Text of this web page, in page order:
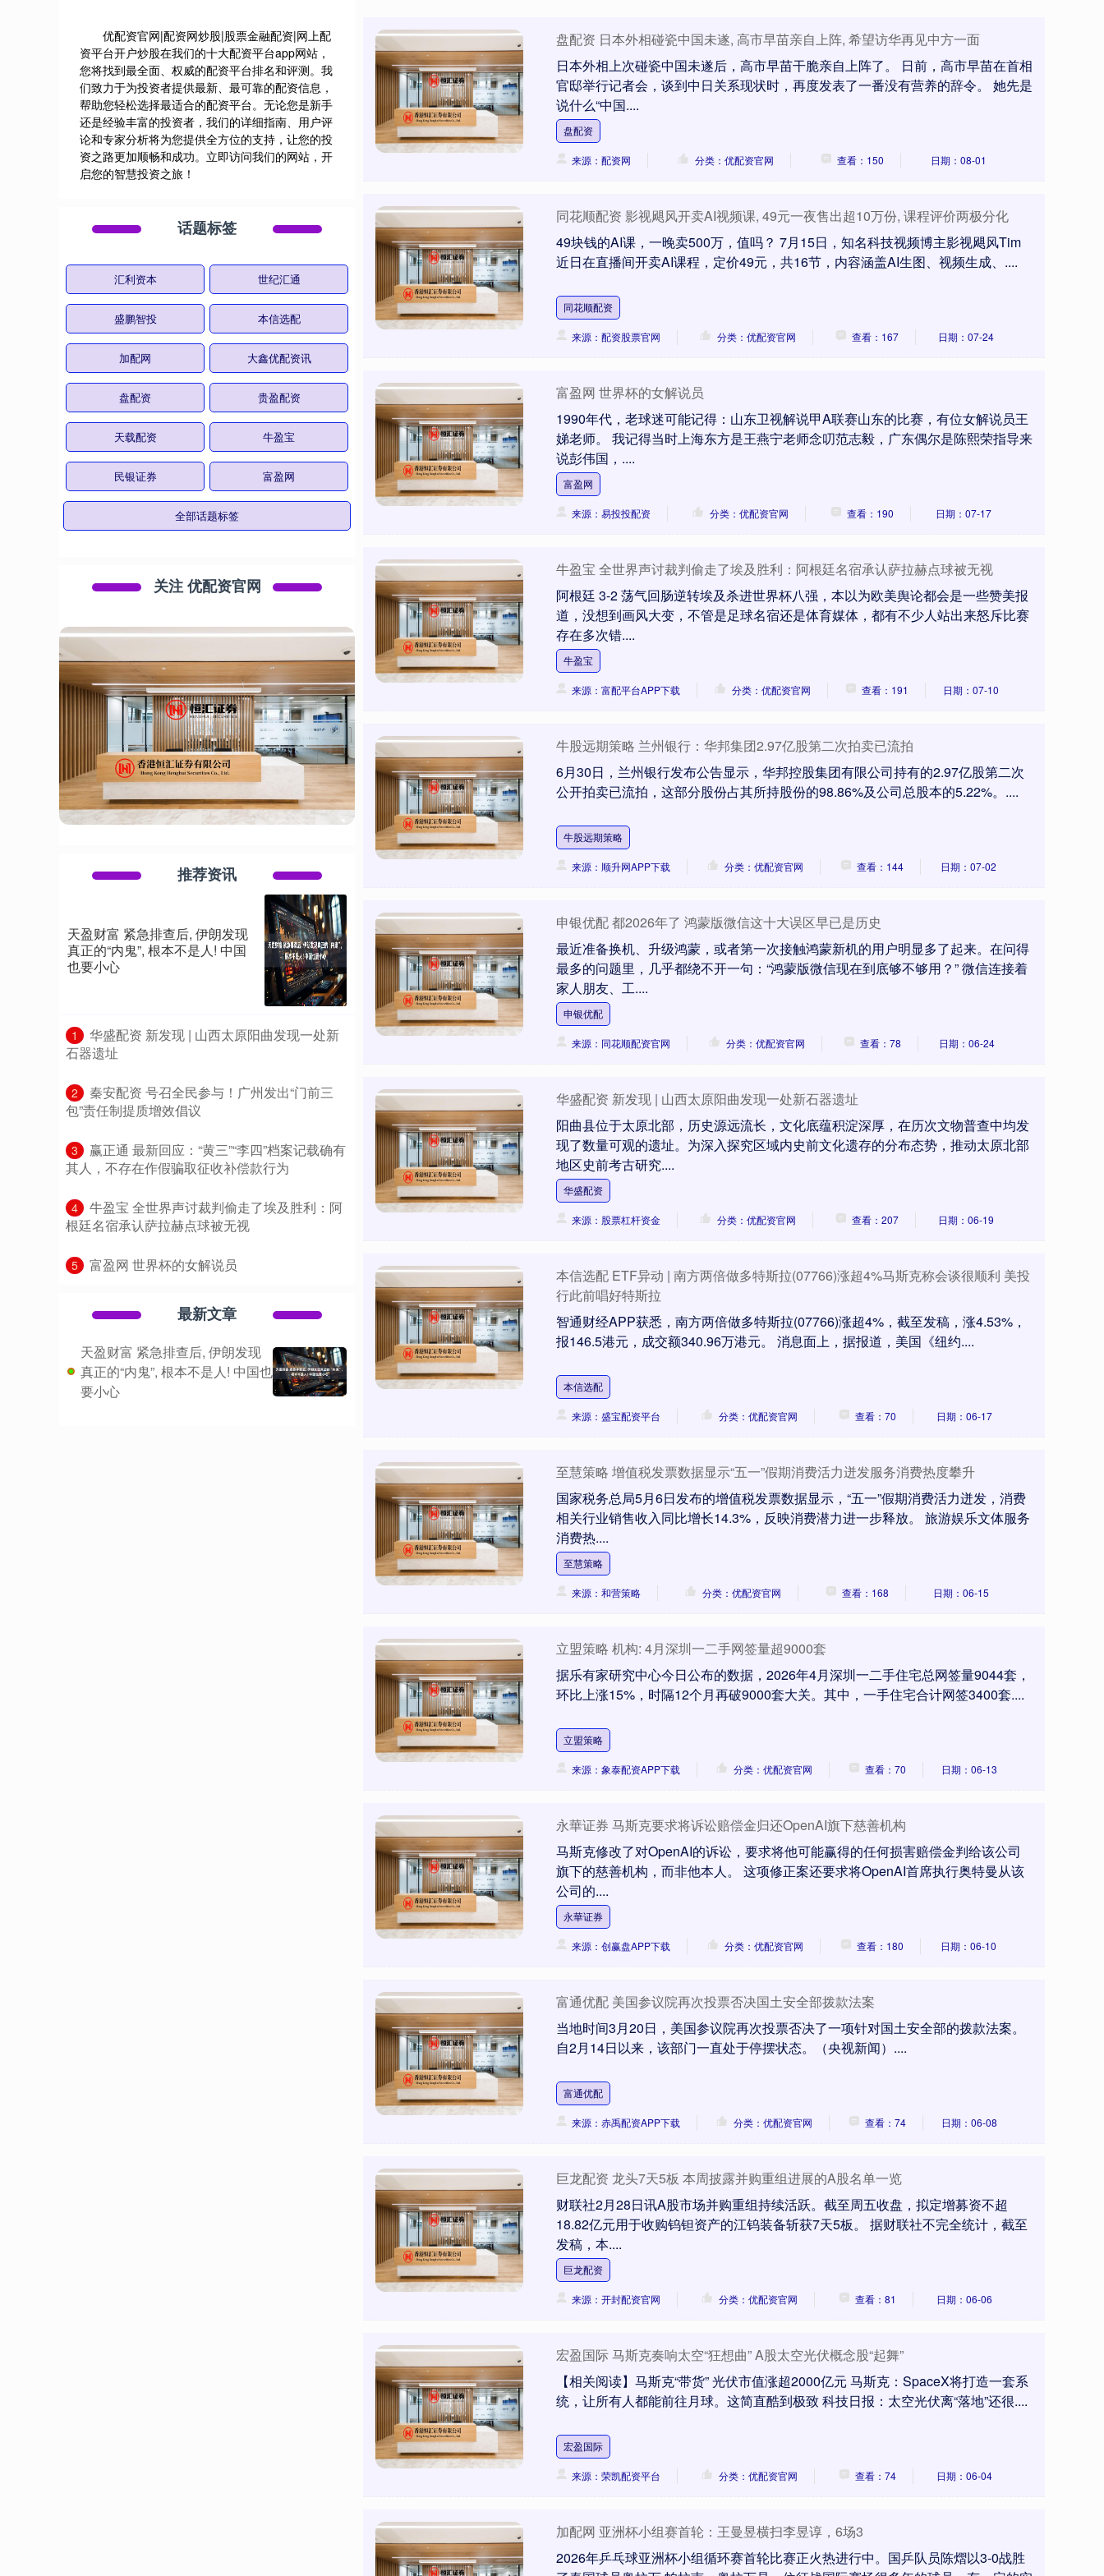
盘配资 日本外相碰瓷中国未遂, 高市早苗亲自上阵, 希望访华再见中方一面
日本外相上次碰瓷中国未遂后，高市早苗干脆亲自上阵了。 日前，高市早苗在首相
官邸举行记者会，谈到中日关系现状时，再度发表了一番没有营养的辞令。 她先是
说什么“中国....
盘配资
来源：配资网 分类：优配资官网 查看：150 日期：08-01
同花顺配资 影视飓风开卖AI视频课, 49元一夜售出超10万份, 课程评价两极分化
49块钱的AI课，一晚卖500万，值吗？ 7月15日，知名科技视频博主影视飓风Tim
近日在直播间开卖AI课程，定价49元，共16节，内容涵盖AI生图、视频生成、....
同花顺配资
来源：配资股票官网 分类：优配资官网 查看：167 日期：07-24
富盈网 世界杯的女解说员
1990年代，老球迷可能记得：山东卫视解说甲A联赛山东的比赛，有位女解说员王
娣老师。 我记得当时上海东方是王燕宁老师念叨范志毅，广东偶尔是陈熙荣指导来
说彭伟国，....
富盈网
来源：易投投配资 分类：优配资官网 查看：190 日期：07-17
牛盈宝 全世界声讨裁判偷走了埃及胜利：阿根廷名宿承认萨拉赫点球被无视
阿根廷 3-2 荡气回肠逆转埃及杀进世界杯八强，本以为欧美舆论都会是一些赞美报
道，没想到画风大变，不管是足球名宿还是体育媒体，都有不少人站出来怒斥比赛
存在多次错....
牛盈宝
来源：富配平台APP下载 分类：优配资官网 查看：191 日期：07-10
牛股远期策略 兰州银行：华邦集团2.97亿股第二次拍卖已流拍
6月30日，兰州银行发布公告显示，华邦控股集团有限公司持有的2.97亿股第二次
公开拍卖已流拍，这部分股份占其所持股份的98.86%及公司总股本的5.22%。....
牛股远期策略
来源：顺升网APP下载 分类：优配资官网 查看：144 日期：07-02
申银优配 都2026年了 鸿蒙版微信这十大误区早已是历史
最近准备换机、升级鸿蒙，或者第一次接触鸿蒙新机的用户明显多了起来。在问得
最多的问题里，几乎都绕不开一句：“鸿蒙版微信现在到底够不够用？” 微信连接着
家人朋友、工....
申银优配
来源：同花顺配资官网 分类：优配资官网 查看：78 日期：06-24
华盛配资 新发现 | 山西太原阳曲发现一处新石器遗址
阳曲县位于太原北部，历史源远流长，文化底蕴积淀深厚，在历次文物普查中均发
现了数量可观的遗址。为深入探究区域内史前文化遗存的分布态势，推动太原北部
地区史前考古研究....
华盛配资
来源：股票杠杆资金 分类：优配资官网 查看：207 日期：06-19
本信选配 ETF异动 | 南方两倍做多特斯拉(07766)涨超4%马斯克称会谈很顺利 美投
行此前唱好特斯拉
智通财经APP获悉，南方两倍做多特斯拉(07766)涨超4%，截至发稿，涨4.53%，
报146.5港元，成交额340.96万港元。 消息面上，据报道，美国《纽约....
本信选配
来源：盛宝配资平台 分类：优配资官网 查看：70 日期：06-17
至慧策略 增值税发票数据显示“五一”假期消费活力迸发服务消费热度攀升
国家税务总局5月6日发布的增值税发票数据显示，“五一”假期消费活力迸发，消费
相关行业销售收入同比增长14.3%，反映消费潜力进一步释放。 旅游娱乐文体服务
消费热....
至慧策略
来源：和营策略 分类：优配资官网 查看：168 日期：06-15
立盟策略 机构: 4月深圳一二手网签量超9000套
据乐有家研究中心今日公布的数据，2026年4月深圳一二手住宅总网签量9044套，
环比上涨15%，时隔12个月再破9000套大关。其中，一手住宅合计网签3400套....
立盟策略
来源：象泰配资APP下载 分类：优配资官网 查看：70 日期：06-13
永華证券 马斯克要求将诉讼赔偿金归还OpenAI旗下慈善机构
马斯克修改了对OpenAI的诉讼，要求将他可能赢得的任何损害赔偿金判给该公司
旗下的慈善机构，而非他本人。 这项修正案还要求将OpenAI首席执行奥特曼从该
公司的....
永華证券
来源：创赢盘APP下载 分类：优配资官网 查看：180 日期：06-10
富通优配 美国参议院再次投票否决国土安全部拨款法案
当地时间3月20日，美国参议院再次投票否决了一项针对国土安全部的拨款法案。
自2月14日以来，该部门一直处于停摆状态。（央视新闻）....
富通优配
来源：赤禹配资APP下载 分类：优配资官网 查看：74 日期：06-08
巨龙配资 龙头7天5板 本周披露并购重组进展的A股名单一览
财联社2月28日讯A股市场并购重组持续活跃。截至周五收盘，拟定增募资不超
18.82亿元用于收购钨钽资产的江钨装备斩获7天5板。 据财联社不完全统计，截至
发稿，本....
巨龙配资
来源：开封配资官网 分类：优配资官网 查看：81 日期：06-06
宏盈国际 马斯克奏响太空“狂想曲” A股太空光伏概念股“起舞”
【相关阅读】马斯克“带货” 光伏市值涨超2000亿元 马斯克：SpaceX将打造一套系
统，让所有人都能前往月球。这简直酷到极致 科技日报：太空光伏离“落地”还很....
宏盈国际
来源：荣凯配资平台 分类：优配资官网 查看：74 日期：06-04
加配网 亚洲杯小组赛首轮：王曼昱横扫李昱谆，6场3
2026年乒乓球亚洲杯小组循环赛首轮比赛正火热进行中。国乒队员陈熠以3-0战胜
优配资官网|配资网炒股|股票金融配资|网上配
资平台开户炒股在我们的十大配资平台app网站，
您将找到最全面、权威的配资平台排名和评测。我
们致力于为投资者提供最新、最可靠的配资信息，
帮助您轻松选择最适合的配资平台。无论您是新手
还是经验丰富的投资者，我们的详细指南、用户评
论和专家分析将为您提供全方位的支持，让您的投
资之路更加顺畅和成功。立即访问我们的网站，开
启您的智慧投资之旅！
话题标签
汇利资本 世纪汇通
盛鹏智投 本信选配
加配网 大鑫优配资讯
盘配资 贵盈配资
天载配资 牛盈宝
民银证券 富盈网
全部话题标签
关注 优配资官网
推荐资讯
天盈财富 紧急排查后, 伊朗发现
真正的“内鬼”, 根本不是人! 中国
也要小心
1
​华盛配资 新发现 | 山西太原阳曲发现一处新
石器遗址
2
​秦安配资 号召全民参与！广州发出“门前三
包”责任制提质增效倡议
3
​赢正通 最新回应：“黄三”“李四”档案记载确有
其人，不存在作假骗取征收补偿款行为
4
​牛盈宝 全世界声讨裁判偷走了埃及胜利：阿
根廷名宿承认萨拉赫点球被无视
5 ​富盈网 世界杯的女解说员
最新文章
天盈财富 紧急排查后, 伊朗发现
真正的“内鬼”, 根本不是人! 中国也
要小心